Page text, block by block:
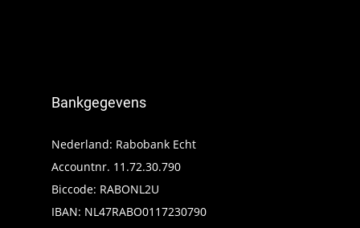
Bankgegevens
Nederland: Rabobank Echt
Accountnr. 11.72.30.790
Biccode: RABONL2U
IBAN: NL47RABO0117230790